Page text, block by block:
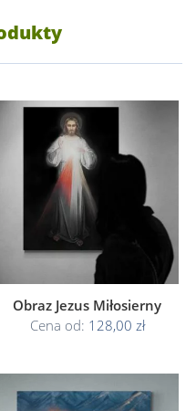
Obraz Jezus Miłosierny
Cena od: 128,00 zł